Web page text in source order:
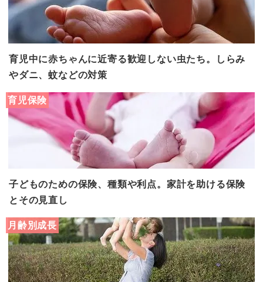
育児中に赤ちゃんに近寄る歓迎しない虫たち。しらみ
やダニ、蚊などの対策
育児保険
子どものための保険、種類や利点。家計を助ける保険
とその見直し
月齢別成長